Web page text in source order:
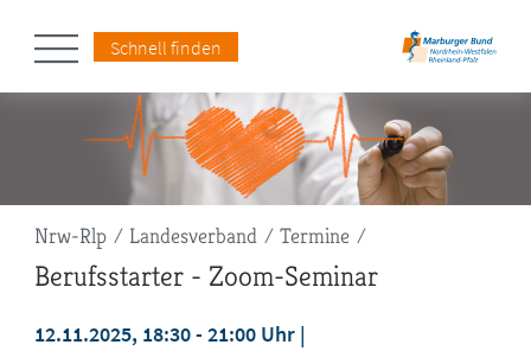
Schnell finden
Pfadnavigation
Nrw-Rlp Landesverband Termine
Berufsstarter - Zoom-Seminar
12.11.2025, 18:30 - 21:00 Uhr